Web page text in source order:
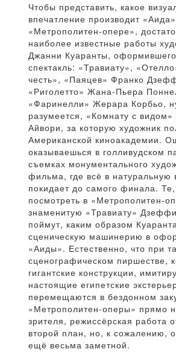
Чтобы представить, какое
впечатление производит
«Метрополитен-опере»,
наиболее известные работы
Джанни Куаранты,
спектакль: «Травиату»,
честь», «Паяцев» Франко
«Риголетто» Жана-Пьера
«Фаринелли» Жерара Корбьо,
разумеется, «Комнату с
Айвори, за которую художник
Американской киноакадемии.
оказываешься в голливудском
съемках монументального
фильма, где всё в натуральную
покидает до самого финала. Те,
посмотреть в «Метрополитен-
знаменитую «Травиату»
поймут, каким образом
сценическую машинерию в
«Аиды». Естественно, что при
сценографическом пиршестве,
гигантские конструкции,
настоящие египетские
перемещаются в бездонном
«Метрополитен-оперы» прямо
зрителя, режиссёрская работа
второй план, но, к сожалению,
ещё весьма заметной.